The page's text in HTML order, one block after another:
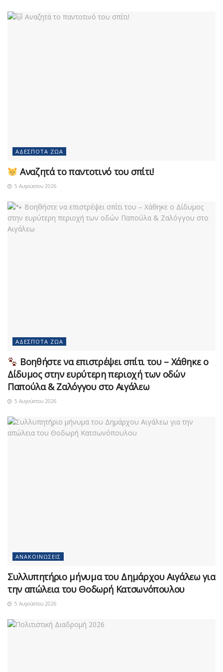
ΑΔΈΣΠΟΤΑ ΖΏΑ
Αναζητά το παντοτινό του σπίτι!
5 Αυγούστου 2026
ΑΔΈΣΠΟΤΑ ΖΏΑ
Βοηθήστε να επιστρέψει σπίτι του – Χάθηκε ο
Δίδυμος στην ευρύτερη περιοχή των οδών
Παπούλα & Ζαλόγγου στο Αιγάλεω
5 Αυγούστου 2026
ΑΝΑΚΟΙΝΏΣΕΙΣ
Συλλυπητήριο μήνυμα του Δημάρχου Αιγάλεω για
την απώλεια του Θοδωρή Κατσωνόπουλου
5 Αυγούστου 2026